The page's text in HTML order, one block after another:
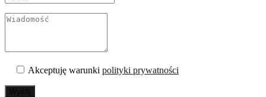
Akceptuję warunki polityki prywatności
Wyślij